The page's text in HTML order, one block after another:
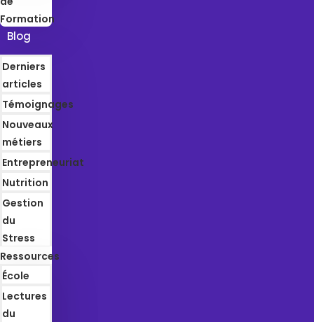
Formation
Blog
Derniers
articles
Témoignages
Nouveaux
métiers
Entrepreneuriat
Nutrition
Gestion
du
Stress
Ressources
École
Lectures
du